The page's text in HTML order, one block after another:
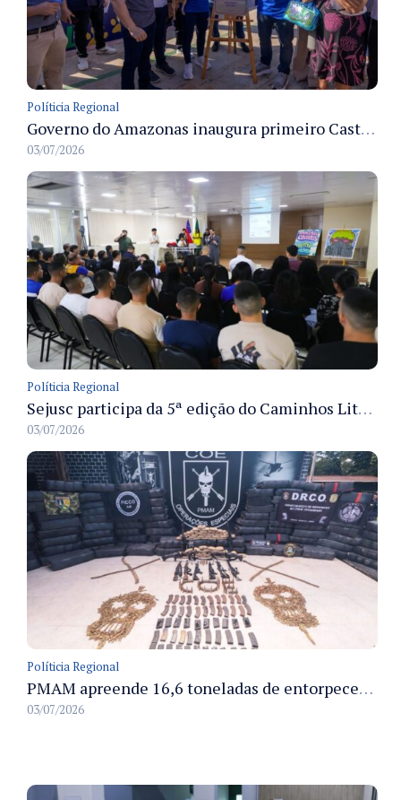
Políticia Regional
Governo do Amazonas inaugura primeiro Castramóvel Fluvial para atendimento veterinário às comunidades ribeirinhas e castração gratuita
03/07/2026
Políticia Regional
Sejusc participa da 5ª edição do Caminhos Literários com foco na cultura hip-hop nas unidades socioeducativas
03/07/2026
Políticia Regional
PMAM apreende 16,6 toneladas de entorpecentes e registra aumento nas prisões em flagrante e nas capturas de foragidos no primeiro semestre de 2026
03/07/2026